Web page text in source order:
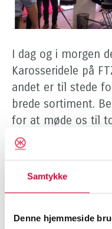
Samtykke
Denne hjemmeside
I dag og i morgen
Karosseridele på
andet er til stede
brede sortiment.
for at møde os til
fokus på netværk,
viden om
afholdes i Odense